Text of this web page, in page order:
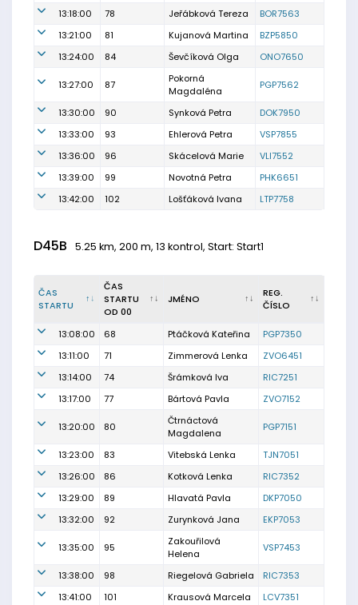
13:18:00 78 Jeřábková Tereza
BOR7563
13:21:00
81 Kujanová Martina
BZP5850
13:24:00
84 Ševčíková Olga ONO7650
13:27:00 87
Pokorná
Magdaléna
PGP7562
13:30:00 90 Synková Petra
DOK7950
13:33:00
93 Ehlerová Petra
VSP7855
13:36:00
96 Skácelová Marie
VLI7552
13:39:00
99 Novotná Petra
PHK6651
13:42:00
102 Lošťáková Ivana LTP7758
D45B 5.25 km, 200 m, 13 kontrol, Start: Start1
ČAS
STARTU
ČAS
STARTU
OD 00
JMÉNO
REG.
ČÍSLO
13:08:00 68 Ptáčková Kateřina
PGP7350
13:11:00
71 Zimmerová Lenka
ZVO6451
13:14:00
74 Šrámková Iva
RIC7251
13:17:00
77 Bártová Pavla ZVO7152
13:20:00 80
Čtrnáctová
Magdalena
PGP7151
13:23:00 83 Vitebská Lenka
TJN7051
13:26:00
86 Kotková Lenka
RIC7352
13:29:00
89 Hlavatá Pavla
DKP7050
13:32:00
92 Zurynková Jana EKP7053
13:35:00 95
Zakouřilová
Helena
VSP7453
13:38:00 98 Riegelová Gabriela
RIC7353
13:41:00
101 Krausová Marcela
LCV7351